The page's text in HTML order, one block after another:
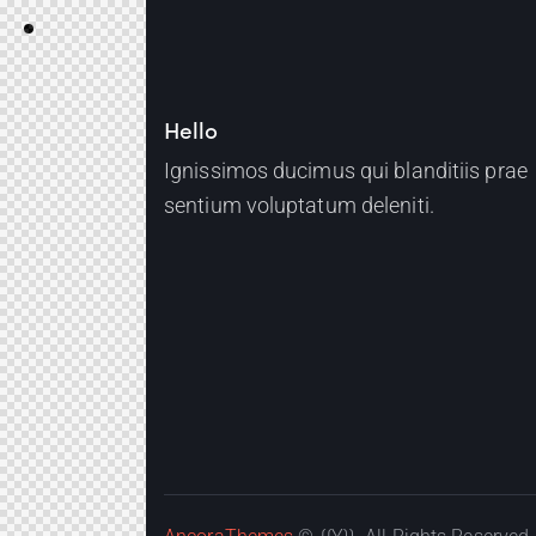
Hello
Ignissimos ducimus qui blanditiis prae
sentium voluptatum deleniti.